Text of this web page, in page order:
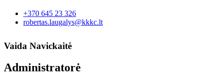
+370 645 23 326
robertas.laugalys@kkkc.lt
Vaida Navickaitė
Administratorė